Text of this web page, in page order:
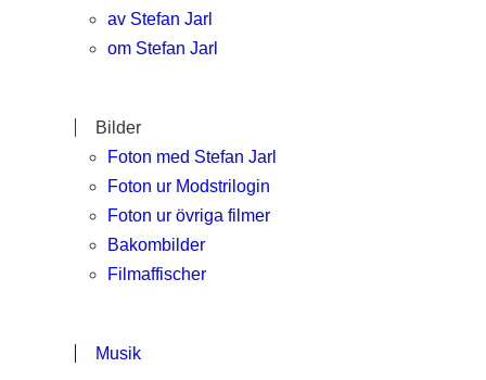
av Stefan Jarl
om Stefan Jarl
Bilder
Foton med Stefan Jarl
Foton ur Modstrilogin
Foton ur övriga filmer
Bakombilder
Filmaffischer
Musik